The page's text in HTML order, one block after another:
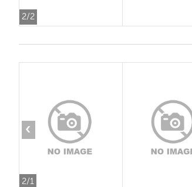
2/2
2/1
‹